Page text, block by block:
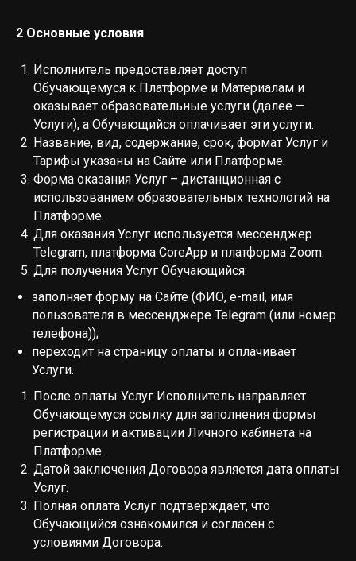
2 Основные условия
Исполнитель предоставляет доступ
Обучающемуся к Платформе и Материалам и
оказывает образовательные услуги (далее —
Услуги), а Обучающийся оплачивает эти услуги.
Название, вид, содержание, срок, формат Услуг и
Тарифы указаны на Сайте или Платформе.
Форма оказания Услуг – дистанционная с
использованием образовательных технологий на
Платформе.
Для оказания Услуг используется мессенджер
Telegram, платформа CoreApp и платформа Zoom.
Для получения Услуг Обучающийся:
заполняет форму на Сайте (ФИО, e-mail, имя
пользователя в мессенджере Telegram (или номер
телефона));
переходит на страницу оплаты и оплачивает
Услуги.
После оплаты Услуг Исполнитель направляет
Обучающемуся ссылку для заполнения формы
регистрации и активации Личного кабинета на
Платформе.
Датой заключения Договора является дата оплаты
Услуг.
Полная оплата Услуг подтверждает, что
Обучающийся ознакомился и согласен с
условиями Договора.